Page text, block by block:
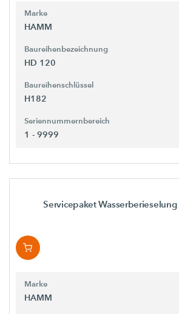
Marke
HAMM
Baureihenbezeichnung
HD 120
Baureihenschlüssel
H182
Seriennummernbereich
1 - 9999
Servicepaket Wasserberieselung
Marke
HAMM